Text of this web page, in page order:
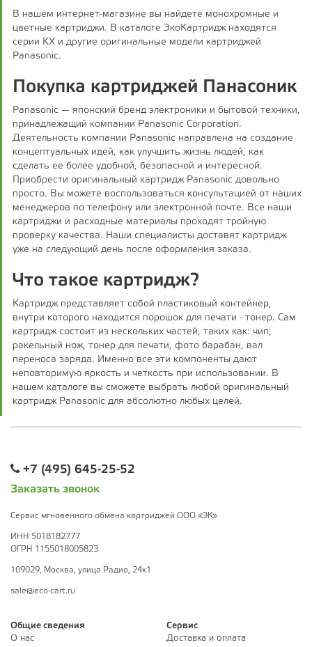
В нашем интернет-магазине вы найдете монохромные и
цветные картриджи. В каталоге ЭкоКартридж находятся
серии KX и другие оригинальные модели картриджей
Panasonic.
Покупка картриджей Панасоник
Panasonic — японский бренд электроники и бытовой техники,
принадлежащий компании Panasonic Corporation.
Деятельность компании Panasonic направлена на создание
концептуальных идей, как улучшить жизнь людей, как
сделать ее более удобной, безопасной и интересной.
Приобрести оригинальный картридж Panasonic довольно
просто. Вы можете воспользоваться консультацией от наших
менеджеров по телефону или электронной почте. Все наши
картриджи и расходные материалы проходят тройную
проверку качества. Наши специалисты доставят картридж
уже на следующий день после оформления заказа.
Что такое картридж?
Картридж представляет собой пластиковый контейнер,
внутри которого находится порошок для печати - тонер. Сам
картридж состоит из нескольких частей, таких как: чип,
ракельный нож, тонер для печати, фото барабан, вал
переноса заряда. Именно все эти компоненты дают
неповторимую яркость и четкость при использовании. В
нашем каталоге вы сможете выбрать любой оригинальный
картридж Panasonic для абсолютно любых целей.
+7 (495) 645-25-52
Заказать звонок
Сервис мгновенного обмена картриджей ООО «ЭК»
ИНН 5018182777
ОГРН 1155018005823
109029, Москва, улица Радио, 24к1
sale@eco-cart.ru
Общие сведения
О нас
Сервис
Доставка и оплата